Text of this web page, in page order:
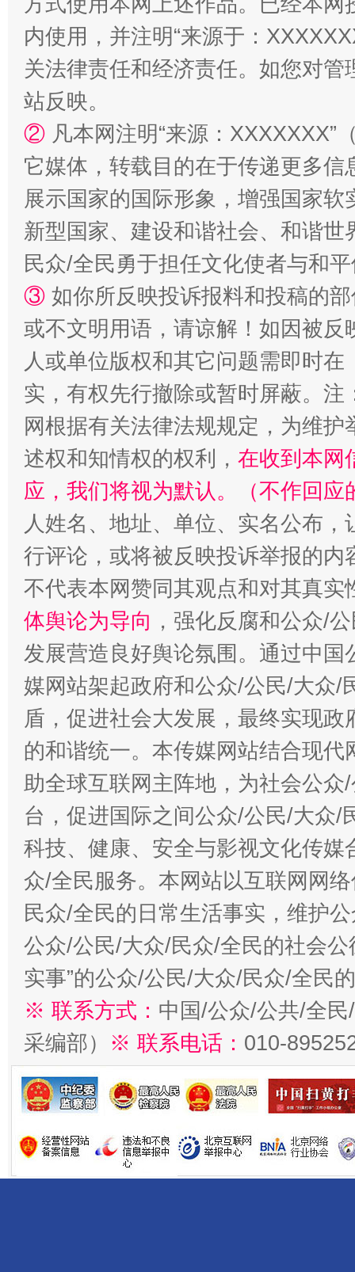
阿坝州三大球赛在茂县开幕 规模
扯下公款旅游的“隐身衣” 如何以
“蜀中异人”王建安的艺术幻境
内使用，并注明“来源于：
关法律责任和经济责任。如您对
站反映。
② 凡本网注明“来源：
它媒体，转载目的在于传递更多
展示国家的国际形象，增强国家
新型国家、建设和谐社会、和谐
民众/全民勇于担任文化使者与和
③ 如你所反映投诉报料和投稿的
或不文明用语，请谅解！如因被
人或单位版权和其它问题需即时在
实，有权先行撤除或暂时屏蔽。
网根据有关法律法规规定，为维
述权和知情权的权利， 在收到本网
应，我们将视为默认。（不作回应
人姓名、地址、单位、实名公布
行评论，或将被反映投诉举报的
不代表本网赞同其观点和对其真实
体舆论为导向 ，强化反腐和公众/
发展营造良好舆论氛围。通过中
媒网站架起政府和公众/公民/大众/
盾，促进社会大发展，最终实现
的和谐统一。本传媒网站结合现
助全球互联网主阵地，为社会公
台，促进国际之间公众/公民/大众/
科技、健康、安全与影视文化传
众/全民服务。本网站以互联网网
民众/全民的日常生活事实，维护
公众/公民/大众/民众/全民的社会公
实事”的公众/公民/大众/民众/全民
※ 联系方式： 中国/公众/公共/全
采编部） ※ 联系电话： 010-